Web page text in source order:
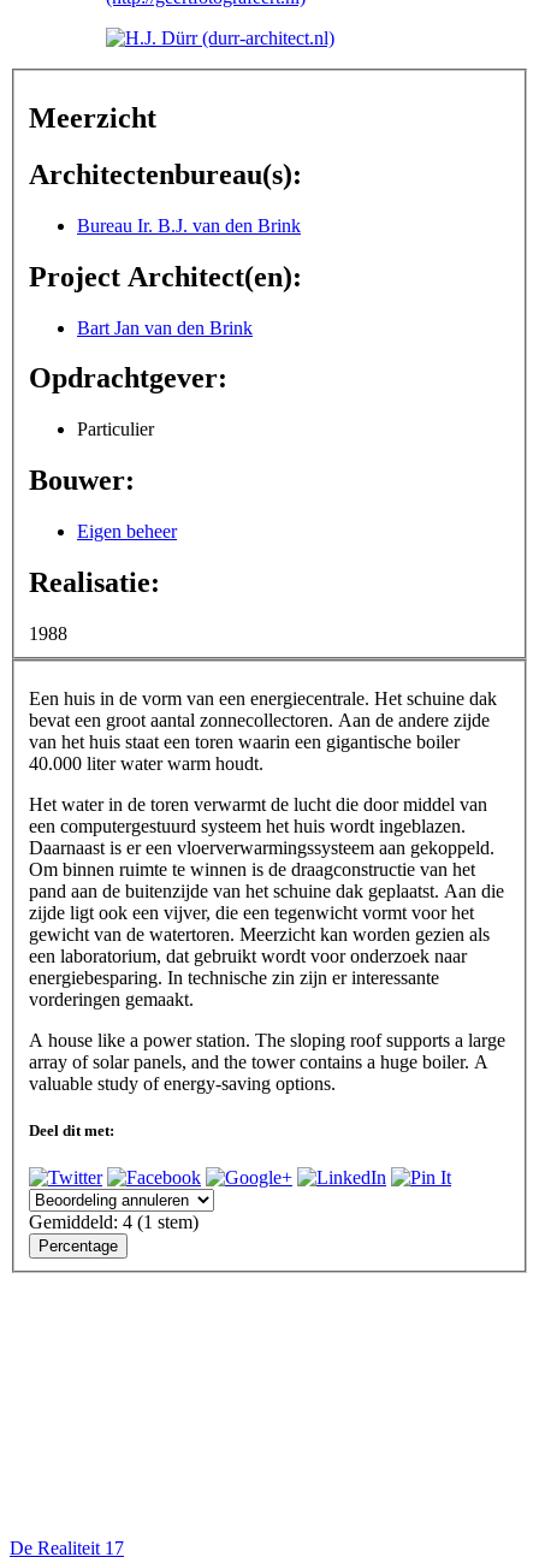
Meerzicht
Architectenbureau(s):
Bureau Ir. B.J. van den Brink
Project Architect(en):
Bart Jan van den Brink
Opdrachtgever:
Particulier
Bouwer:
Eigen beheer
Realisatie:
1988
Een huis in de vorm van een energiecentrale. Het schuine dak
bevat een groot aantal zonnecollectoren. Aan de andere zijde
van het huis staat een toren waarin een gigantische boiler
40.000 liter water warm houdt.
Het water in de toren verwarmt de lucht die door middel van
een computergestuurd systeem het huis wordt ingeblazen.
Daarnaast is er een vloerverwarmingssysteem aan gekoppeld.
Om binnen ruimte te winnen is de draagconstructie van het
pand aan de buitenzijde van het schuine dak geplaatst. Aan die
zijde ligt ook een vijver, die een tegenwicht vormt voor het
gewicht van de watertoren. Meerzicht kan worden gezien als
een laboratorium, dat gebruikt wordt voor onderzoek naar
energiebesparing. In technische zin zijn er interessante
vorderingen gemaakt.
A house like a power station. The sloping roof supports a large
array of solar panels, and the tower contains a huge boiler. A
valuable study of energy-saving options.
Deel dit met:
Gemiddeld: 4 (1 stem)
De Realiteit 17